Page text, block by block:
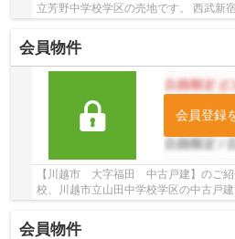
立芳野中学校学区の売地です。 西武新
会員物件
会員登録
【川越市 大字福田 中古戸建】のご
校、川越市立山田中学校学区の中古戸
の中古戸建♪川越市駅徒歩62分、川越駅
会員物件